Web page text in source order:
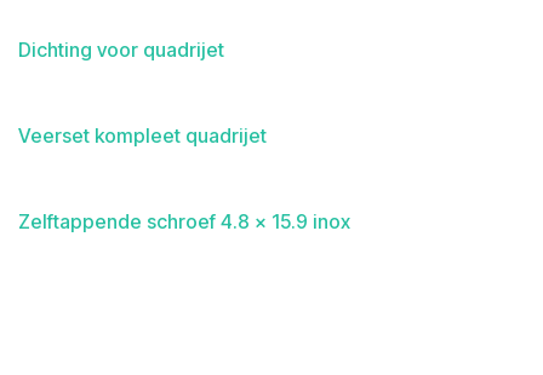
Dichting voor quadrijet
Veerset kompleet quadrijet
Zelftappende schroef 4.8 x 15.9 inox